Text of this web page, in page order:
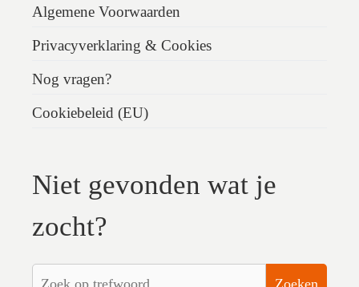
Algemene Voorwaarden
Privacyverklaring & Cookies
Nog vragen?
Cookiebeleid (EU)
Niet gevonden wat je
zocht?
Zoeken